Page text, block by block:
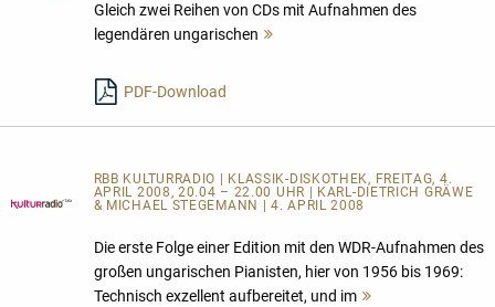
Gleich zwei Reihen von CDs mit Aufnahmen des
legendären ungarischen
PDF-Download
RBB KULTURRADIO | KLASSIK-DISKOTHEK, FREITAG, 4.
APRIL 2008, 20.04 – 22.00 UHR | KARL-DIETRICH GRÄWE
& MICHAEL STEGEMANN | 4. APRIL 2008
Die erste Folge einer Edition mit den WDR-Aufnahmen des
großen ungarischen Pianisten, hier von 1956 bis 1969:
Technisch exzellent aufbereitet, und im